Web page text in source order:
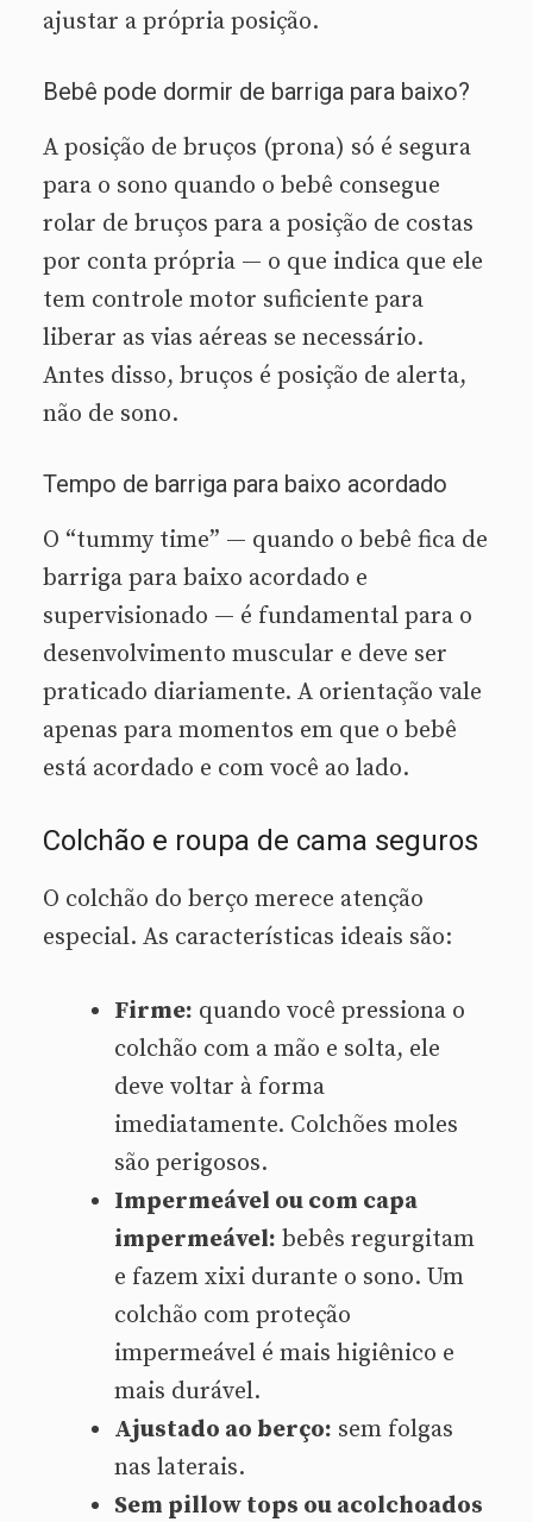
ajustar a própria posição.
Bebê pode dormir de barriga para baixo?
A posição de bruços (prona) só é segura
para o sono quando o bebê consegue
rolar de bruços para a posição de costas
por conta própria — o que indica que ele
tem controle motor suficiente para
liberar as vias aéreas se necessário.
Antes disso, bruços é posição de alerta,
não de sono.
Tempo de barriga para baixo acordado
O “tummy time” — quando o bebê fica de
barriga para baixo acordado e
supervisionado — é fundamental para o
desenvolvimento muscular e deve ser
praticado diariamente. A orientação vale
apenas para momentos em que o bebê
está acordado e com você ao lado.
Colchão e roupa de cama seguros
O colchão do berço merece atenção
especial. As características ideais são:
Firme: quando você pressiona o
colchão com a mão e solta, ele
deve voltar à forma
imediatamente. Colchões moles
são perigosos.
Impermeável ou com capa
impermeável: bebês regurgitam
e fazem xixi durante o sono. Um
colchão com proteção
impermeável é mais higiênico e
mais durável.
Ajustado ao berço: sem folgas
nas laterais.
Sem pillow tops ou acolchoados